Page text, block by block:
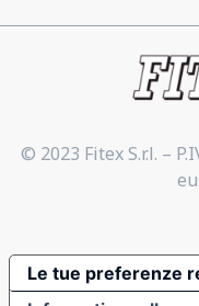
© 2023 Fitex S.r.l. –
Le tue preferenze